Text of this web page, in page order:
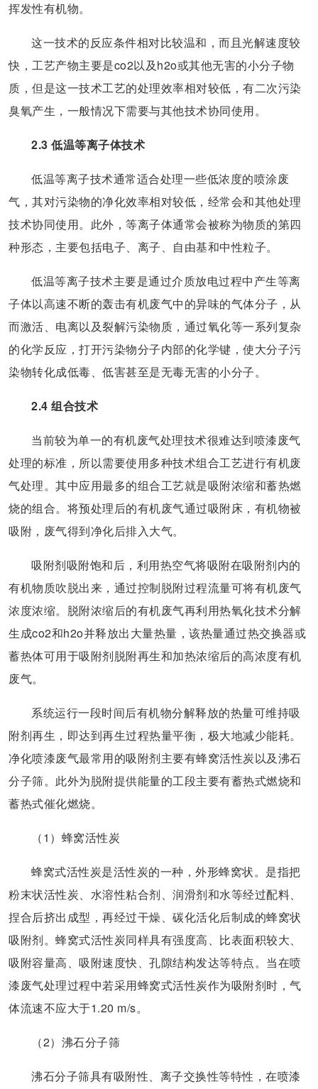
挥发性有机物。
这一技术的反应条件相对比较温和，而且光解速度较
快，工艺产物主要是co2以及h2o或其他无害的小分子物
质，但是这一技术工艺的处理效率相对较低，有二次污染
臭氧产生，一般情况下需要与其他技术协同使用。
2.3 低温等离子体技术
低温等离子技术通常适合处理一些低浓度的喷涂废
气，其对污染物的净化效率相对较低，经常会和其他处理
技术协同使用。此外，等离子体通常会被称为物质的第四
种形态，主要包括电子、离子、自由基和中性粒子。
低温等离子技术主要是通过介质放电过程中产生等离
子体以高速不断的轰击有机废气中的异味的气体分子，从
而激活、电离以及裂解污染物质，通过氧化等一系列复杂
的化学反应，打开污染物分子内部的化学键，使大分子污
染物转化成低毒、低害甚至是无毒无害的小分子。
2.4 组合技术
当前较为单一的有机废气处理技术很难达到喷漆废气
处理的标准，所以需要使用多种技术组合工艺进行有机废
气处理。其中应用最多的组合工艺就是吸附浓缩和蓄热燃
烧的组合。将预处理后的有机废气通过吸附床，有机物被
吸附，废气得到净化后排入大气。
吸附剂吸附饱和后，利用热空气将吸附在吸附剂内的
有机物质吹脱出来，通过控制脱附过程流量可将有机废气
浓度浓缩。脱附浓缩后的有机废气再利用热氧化技术分解
生成co2和h2o并释放出大量热量，该热量通过热交换器或
蓄热体可用于吸附剂脱附再生和加热浓缩后的高浓度有机
废气。
系统运行一段时间后有机物分解释放的热量可维持吸
附剂再生，即达到再生过程热量平衡，极大地减少能耗。
净化喷漆废气最常用的吸附剂主要有蜂窝活性炭以及沸石
分子筛。此外为脱附提供能量的工段主要有蓄热式燃烧和
蓄热式催化燃烧。
（1）蜂窝活性炭
蜂窝式活性炭是活性炭的一种，外形蜂窝状。是指把
粉末状活性炭、水溶性粘合剂、润滑剂和水等经过配料、
捏合后挤出成型，再经过干燥、碳化活化后制成的蜂窝状
吸附剂。蜂窝式活性炭同样具有强度高、比表面积较大、
吸附容量高、吸附速度快、孔隙结构发达等特点。当在喷
漆废气处理过程中若采用蜂窝式活性炭作为吸附剂时，气
体流速不应大于1.20 m/s。
（2）沸石分子筛
沸石分子筛具有吸附性、离子交换性等特性，在喷漆